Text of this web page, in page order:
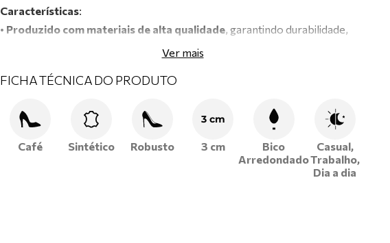
Características:
• Produzido com materiais de alta qualidade, garantindo durabilidade,
flexibilidade e ótimo ajuste aos pés.
•Detalhes em metálicos, proporcionando um acabamento sofisticado e
Solado robusto,
que oferece maior aderência, estabilidade e segurança
ao caminhar.
Aposte no coturno feminino e leve mais atitude, conforto e modernidade
Ver mais
FICHA TÉCNICA DO PRODUTO
Café Sintético Robusto
3 cm
3 cm
Bico
Arredondado
Casual,
Trabalho,
Dia a dia